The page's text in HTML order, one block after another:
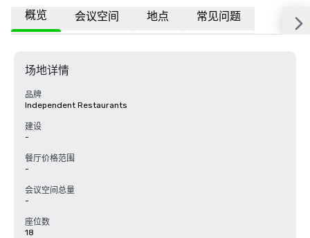
概览 会议空间 地点 常见问题
场地详情
品牌
Independent Restaurants
建设
-
餐厅价格范围
-
会议空间总量
-
座位数
18